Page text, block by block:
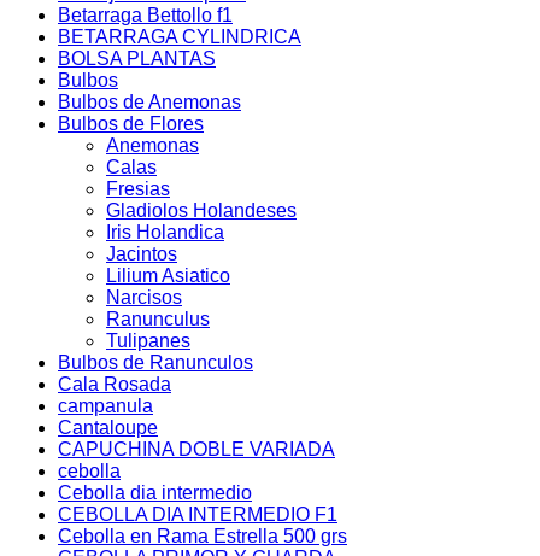
Betarraga Bettollo f1
BETARRAGA CYLINDRICA
BOLSA PLANTAS
Bulbos
Bulbos de Anemonas
Bulbos de Flores
Anemonas
Calas
Fresias
Gladiolos Holandeses
Iris Holandica
Jacintos
Lilium Asiatico
Narcisos
Ranunculus
Tulipanes
Bulbos de Ranunculos
Cala Rosada
campanula
Cantaloupe
CAPUCHINA DOBLE VARIADA
cebolla
Cebolla dia intermedio
CEBOLLA DIA INTERMEDIO F1
Cebolla en Rama Estrella 500 grs